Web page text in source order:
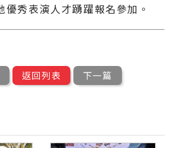
優秀表演人才踴躍報名參加。
返回列表 下一篇